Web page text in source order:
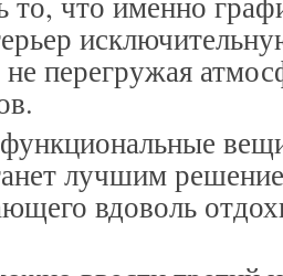
не перегружая
лучшим
вдоволь